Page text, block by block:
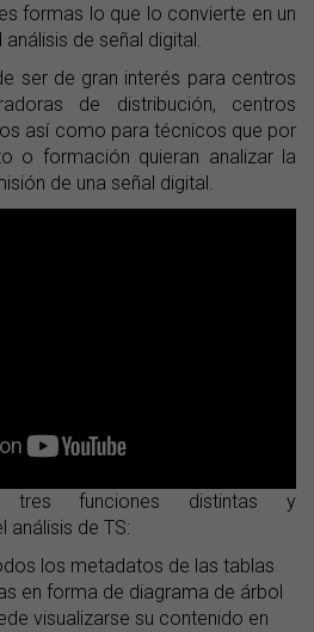
formas lo que lo convierte en un
de señal digital.
ser de gran interés para centros
de distribución, centros
así como para técnicos que por
o formación quieran analizar la
de una señal digital.
tres funciones distintas y
análisis de TS:
los metadatos de las tablas
en forma de diagrama de árbol
visualizarse su contenido en